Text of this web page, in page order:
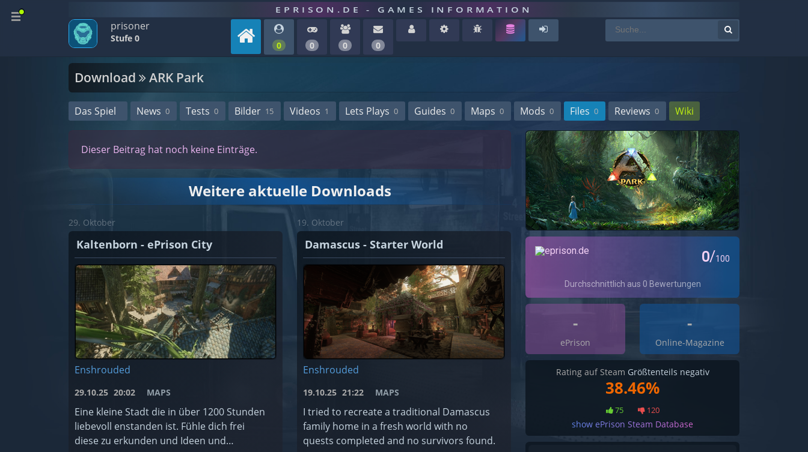
EPRISON.DE - GAMES INFORMATION
prisoner
Stufe 0
0 0 0 0
Download ARK Park
Das Spiel News 0 Tests 0 Bilder 15 Videos 1 Lets Plays 0 Guides 0 Maps 0 Mods 0 Files 0 Reviews 0 Wiki
Dieser Beitrag hat noch keine Einträge.
Weitere aktuelle Downloads
29. Oktober
Kaltenborn - ePrison City
Enshrouded
29.10.25 20:02 MAPS
Eine kleine Stadt die in über 1200 Stunden
liebevoll enstanden ist. Fühle dich frei
diese zu erkunden und Ideen und
19. Oktober
Damascus - Starter World
Enshrouded
19.10.25 21:22 MAPS
I tried to recreate a traditional Damascus
family home in a fresh world with no
quests completed and no survivors found.
-
ePrison
-
Online-Magazine
Rating auf Steam Größtenteils negativ
38.46%
75 120
show ePrison Steam Database